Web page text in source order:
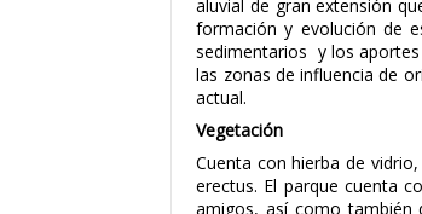
aluvial de gran extensión
formación y evolución de
sedimentarios y los
las zonas de influencia de
actual.
Vegetación
Cuenta con hierba de
erectus. El parque cuenta
amigos, así como también